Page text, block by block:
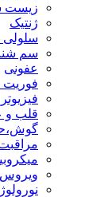
زیست
ژنتیک
سلولی
سم
عفونی
فوریت
قلب و